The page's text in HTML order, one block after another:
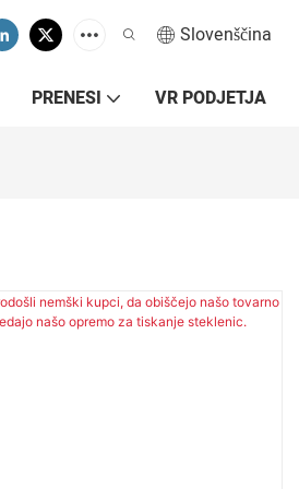
Slovenščina
PRENESI VR PODJETJA